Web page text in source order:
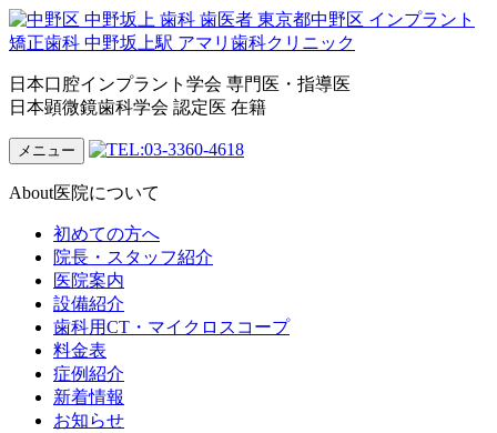
日本口腔インプラント学会 専門医・指導医
日本顕微鏡歯科学会 認定医 在籍
メニュー
About医院について
初めての方へ
院長・スタッフ紹介
医院案内
設備紹介
歯科用CT・マイクロスコープ
料金表
症例紹介
新着情報
お知らせ